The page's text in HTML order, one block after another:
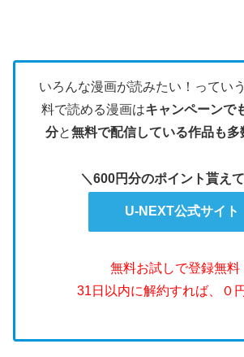
いろんな漫画が読みたい！ってい
料で読める漫画はキャンペーンで
分と無料で配信している作品も多
＼600円分のポイント貰え
U-NEXT公式サイト
無料お試しで登録無料
31日以内に解約すれば、０